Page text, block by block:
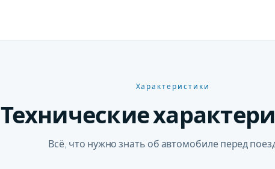
Характеристики
Технические
Всё, что нужно знать об автомобиле перед